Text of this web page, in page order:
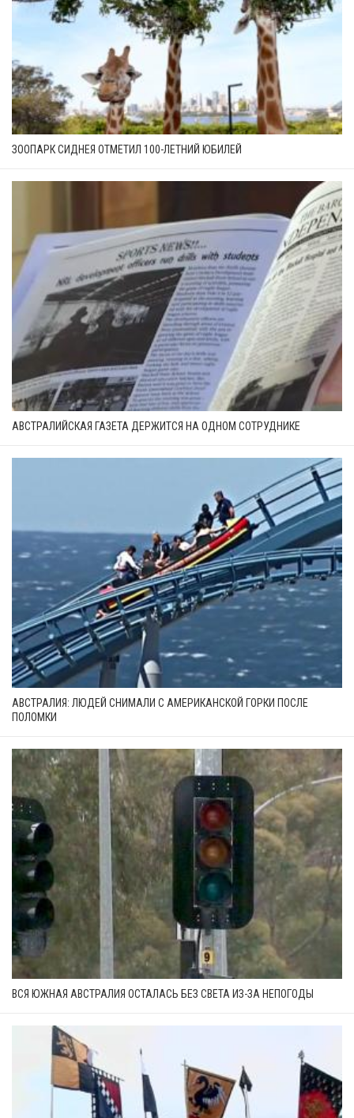
ЗООПАРК СИДНЕЯ ОТМЕТИЛ 100-ЛЕТНИЙ ЮБИЛЕЙ
АВСТРАЛИЙСКАЯ ГАЗЕТА ДЕРЖИТСЯ НА ОДНОМ СОТРУДНИКЕ
АВСТРАЛИЯ: ЛЮДЕЙ СНИМАЛИ С АМЕРИКАНСКОЙ ГОРКИ ПОСЛЕ
ПОЛОМКИ
ВСЯ ЮЖНАЯ АВСТРАЛИЯ ОСТАЛАСЬ БЕЗ СВЕТА ИЗ-ЗА НЕПОГОДЫ